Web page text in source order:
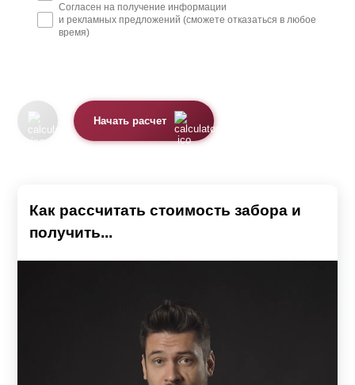
Согласен на получение информации
и рекламных предложений (сможете отказаться в любое
время)
Начать расчет
Как рассчитать стоимость забора и
получить...